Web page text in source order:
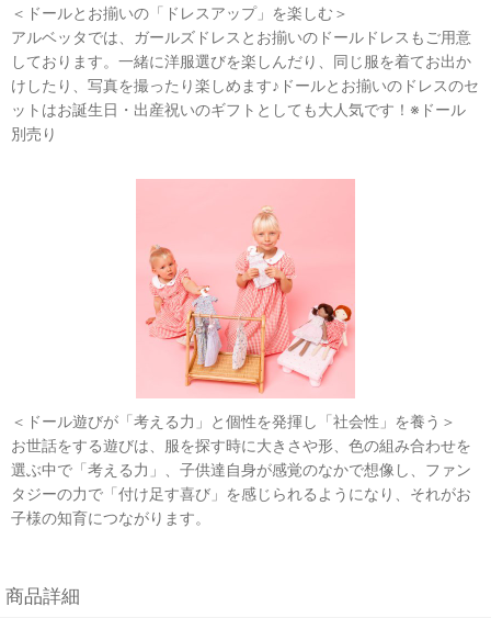
＜ドールとお揃いの「ドレスアップ」を楽しむ＞
アルベッタでは、ガールズドレスとお揃いのドールドレスもご用意
しております。一緒に洋服選びを楽しんだり、同じ服を着てお出か
けしたり、写真を撮ったり楽しめます♪ドールとお揃いのドレスのセ
ットはお誕生日・出産祝いのギフトとしても大人気です！※ドール
別売り
＜ドール遊びが「考える力」と個性を発揮し「社会性」を養う＞
お世話をする遊びは、服を探す時に大きさや形、色の組み合わせを
選ぶ中で「考える力」、子供達自身が感覚のなかで想像し、ファン
タジーの力で「付け足す喜び」を感じられるようになり、それがお
子様の知育につながります。
商品詳細